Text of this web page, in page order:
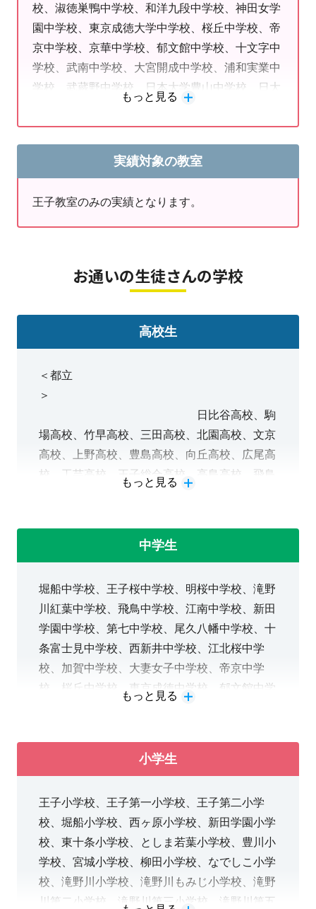
一人一人の将来の選択肢を広げるために。
中学受験・高校受験・大学受験と多くの合格が☆
教室見学や体験授業も好評受付中です 。
まずは教室までご相談ください！ ご自宅で使用できる無料の学
習アプリも。
6歳～既卒生まで幅広くご通塾いただいております。
授業の様子を体感ください♪
☆対策コースのご案内☆（6歳～既卒生対象）
・小学生
成績向上コース、文章題・図形対策コース、小学
生英語コース、中学準備コース、集団塾のフォロ
ーコースなど
●りんご塾(算数思考力特化コース)NEW！
生テスト対策、検定対策など
・高校生→共通テスト対策、国公立２次対策、私
立一般受験対策、定期テスト対策、推薦入試対
策、小論文対策、映像授業など
お試し無料体験授業実施中です
室の雰囲気を☆
学園高校、上野学園高校、保善高校、郁文館高
校、成立学園高校、上野学園高校、岩倉高校、昭
和鉄道高校、京華女子高校、京華商業高校、武蔵
野高校、創価高校など
校、淑徳巣鴨中学校、和洋九段中学校、神田女学
園中学校、東京成徳大学中学校、桜丘中学校、帝
京中学校、京華中学校、郁文館中学校、十文字中
学校、武南中学校、大宮開成中学校、浦和実業中
学校、武蔵野中学校、日本大学豊山中学校、日大
校、サレジアン国際中学校、文京学院大学女子中
学校など
もっと見る
実績対象の教室
王子教室のみの実績となります。
お通いの生徒さんの学校
高校生
＜都立
＞
日比谷高校、駒
場高校、竹早高校、三田高校、北園高校、文京
高校、上野高校、豊島高校、向丘高校、広尾高
校、工芸高校、王子総合高校、高島高校、飛鳥
＜私立
淑徳巣鴨高校、中
央大付属高校、目黒日大高校、中央大付属杉並
高校、順天高校、東京成徳高校、帝京高校、桜
丘高校、郁文館高校、豊島学院高校、成城高
校、岩倉高校、保善高校、京華高校、駿台学園
高校、日大豊山高校、日大豊山女子高校など
般大学受験対策、共通テスト対策や国公立二次
策が可能なのが利点です。
もっと見る
中学生
堀船中学校、王子桜中学校、明桜中学校、滝野
川紅葉中学校、飛鳥中学校、江南中学校、新田
学園中学校、第七中学校、尾久八幡中学校、十
条富士見中学校、西新井中学校、江北桜中学
校、加賀中学校、大妻女子中学校、帝京中学
校、桜丘中学校、東京成徳中学校、郁文館中学
策や高校受験対策まで一人一人に対策していき
ます。
もっと見る
小学生
王子小学校、王子第一小学校、王子第二小学
校、堀船小学校、西ヶ原小学校、新田学園小学
校、東十条小学校、としま若葉小学校、豊川小
学校、宮城小学校、柳田小学校、なでしこ小学
校、滝野川小学校、滝野川もみじ小学校、滝野
川第二小学校、滝野川第三小学校、滝野川第五